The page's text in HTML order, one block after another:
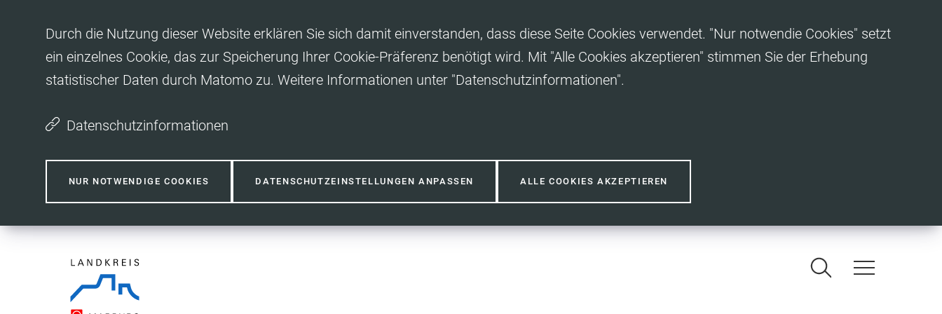
Durch die Nutzung dieser Website erklären Sie sich damit einverstanden, dass diese Seite Cookies verwendet. "Nur notwendie Cookies" setzt
ein einzelnes Cookie, das zur Speicherung Ihrer Cookie-Präferenz benötigt wird. Mit "Alle Cookies akzeptieren" stimmen Sie der Erhebung
statistischer Daten durch Matomo zu. Weitere Informationen unter "Datenschutzinformationen".
Datenschutzinformationen
NUR NOTWENDIGE COOKIES DATENSCHUTZEINSTELLUNGEN ANPASSEN ALLE COOKIES AKZEPTIEREN